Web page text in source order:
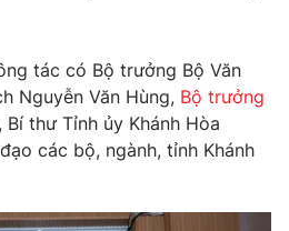
tác có Bộ trưởng Bộ Văn
Nguyễn Văn Hùng, Bộ trưởng
thư Tỉnh ủy Khánh Hòa
các bộ, ngành, tỉnh Khánh